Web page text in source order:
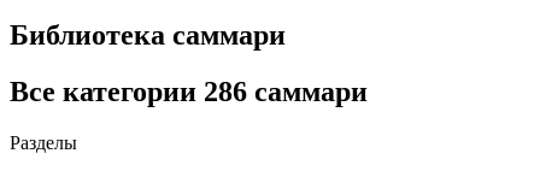
Библиотека саммари
Все категории 286 саммари
Разделы